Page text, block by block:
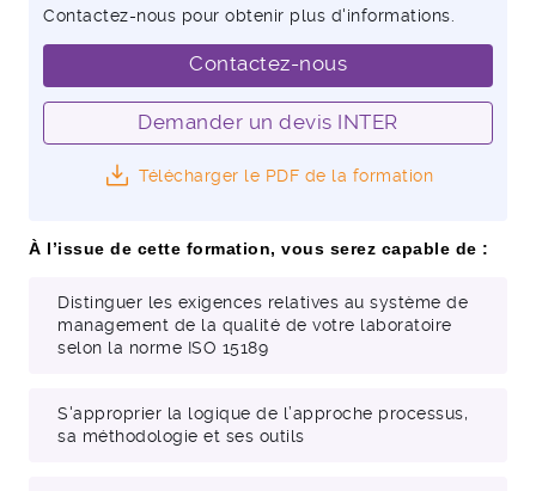
Contactez-nous pour obtenir plus d'informations.
Contactez-nous
Demander un devis INTER
Télécharger le PDF de la formation
À l’issue de cette formation, vous serez capable de :
Distinguer les exigences relatives au système de
management de la qualité de votre laboratoire
selon la norme ISO 15189
S'approprier la logique de l’approche processus,
sa méthodologie et ses outils